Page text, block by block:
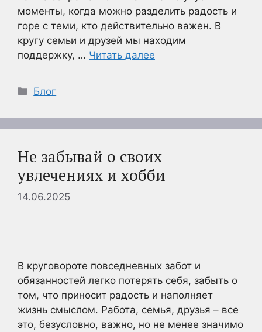
моменты, когда можно разделить радость и
горе с теми, кто действительно важен. В
кругу семьи и друзей мы находим
поддержку, … Читать далее
Рубрики
Блог
Не забывай о своих
увлечениях и хобби
14.06.2025
В круговороте повседневных забот и
обязанностей легко потерять себя, забыть о
том, что приносит радость и наполняет
жизнь смыслом. Работа, семья, друзья – все
это, безусловно, важно, но не менее значимо